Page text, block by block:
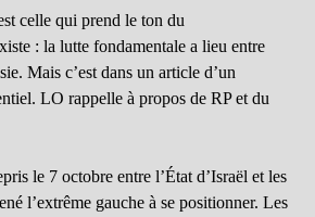
celle qui prend le ton du
: la lutte fondamentale a lieu entre
Mais c’est dans un article d’un
LO rappelle à propos de RP et du
le 7 octobre entre l’État d’Israël et les
l’extrême gauche à se positionner. Les